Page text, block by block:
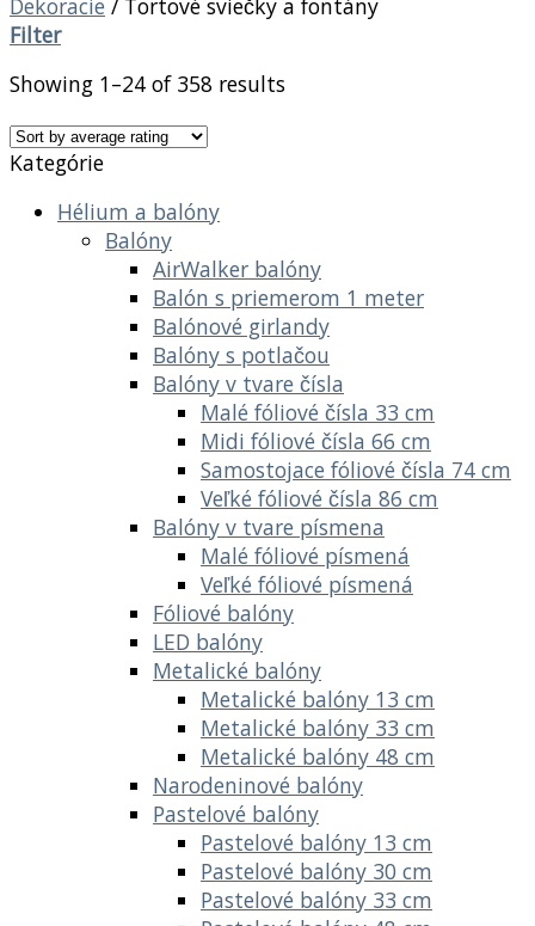
Filter
Showing 1–24 of 358 results
Kategórie
Hélium a balóny
Balóny
AirWalker balóny
Balón s priemerom 1 meter
Balónové girlandy
Balóny s potlačou
Balóny v tvare čísla
Malé fóliové čísla 33 cm
Midi fóliové čísla 66 cm
Samostojace fóliové čísla 74 cm
Veľké fóliové čísla 86 cm
Balóny v tvare písmena
Malé fóliové písmená
Veľké fóliové písmená
Fóliové balóny
LED balóny
Metalické balóny
Metalické balóny 13 cm
Metalické balóny 33 cm
Metalické balóny 48 cm
Narodeninové balóny
Pastelové balóny
Pastelové balóny 13 cm
Pastelové balóny 30 cm
Pastelové balóny 33 cm